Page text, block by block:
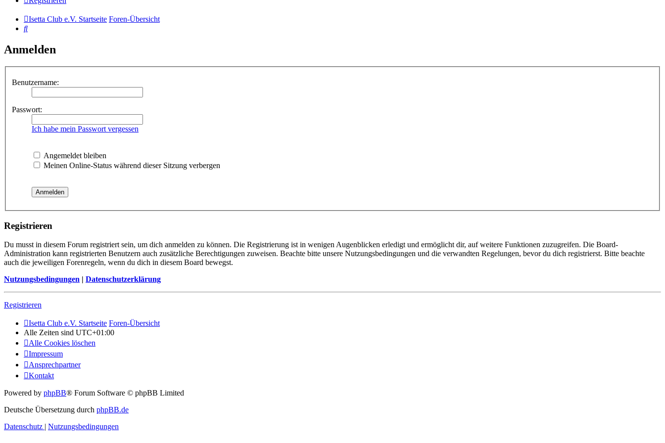
Isetta Club e.V. Startseite Foren-Übersicht
Suche
Anmelden
Benutzername:
Passwort:
Ich habe mein Passwort vergessen
Angemeldet bleiben
Meinen Online-Status während dieser Sitzung verbergen
Registrieren
Du musst in diesem Forum registriert sein, um dich anmelden zu können. Die Registrierung ist in wenigen Augenblicken erledigt und ermöglicht dir, auf weitere Funktionen zuzugreifen. Die Board-
Administration kann registrierten Benutzern auch zusätzliche Berechtigungen zuweisen. Beachte bitte unsere Nutzungsbedingungen und die verwandten Regelungen, bevor du dich registrierst. Bitte beachte
auch die jeweiligen Forenregeln, wenn du dich in diesem Board bewegst.
Nutzungsbedingungen | Datenschutzerklärung
Registrieren
Isetta Club e.V. Startseite Foren-Übersicht
Alle Zeiten sind UTC+01:00
Alle Cookies löschen
Impressum
Ansprechpartner
Kontakt
Powered by phpBB® Forum Software © phpBB Limited
Deutsche Übersetzung durch phpBB.de
Datenschutz | Nutzungsbedingungen